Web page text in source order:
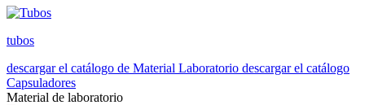
tubos
descargar el catálogo de Material Laboratorio descargar el catálogo
Capsuladores
Material de laboratorio